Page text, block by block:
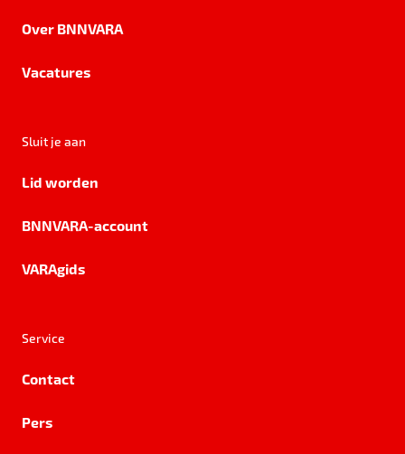
Over BNNVARA
Vacatures
Sluit je aan
Lid worden
BNNVARA-account
VARAgids
Service
Contact
Pers